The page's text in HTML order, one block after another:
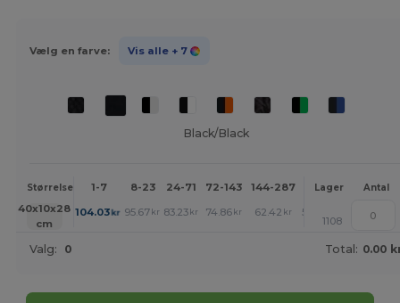
Vælg en farve: Vis alle + 7
Black/Black
Størrelse 1-7 8-23 24-71 72-143 144-287 288 + Mere
Lager Antal
40x10x28
cm
104.03kr 95.67 kr 83.23 kr 74.86 kr 62.42 kr 54.05
1108
Valg: 0 Total: 0.00